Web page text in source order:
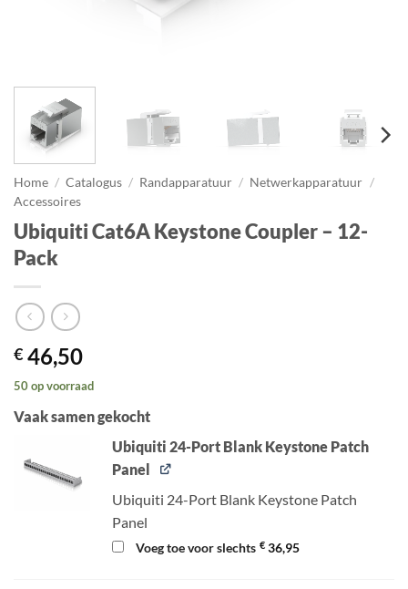
Home / Catalogus / Randapparatuur / Netwerkapparatuur /
Accessoires
Ubiquiti Cat6A Keystone Coupler – 12-
Pack
€ 46,50
50 op voorraad
Vaak samen gekocht
Ubiquiti 24-Port Blank Keystone Patch
Panel
Ubiquiti 24-Port Blank Keystone Patch
Panel
Voeg toe voor slechts € 36,95